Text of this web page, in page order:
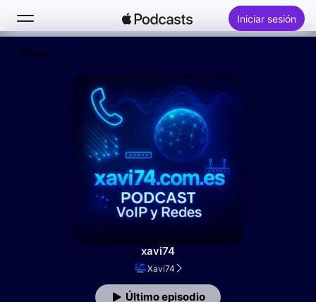
Iniciar sesión
Novedades
xavi74
Xavi74
Último episodio
Seguir